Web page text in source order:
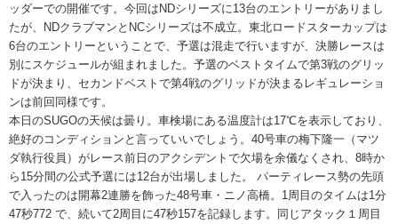
ッダーでの開催です。今回はNDシリーズに13台のエントリーがありまし
たが、NDクラブマンとNCシリーズは不成立。東北ロードスターカップは
6台のエントリーということで、予選は混走で行いますが、決勝レースは
別にスケジュールが組まれました。予選のベストタイムで第3戦のグリッ
ドが決まり、セカンドベストで第4戦のグリッドが決まるレギュレーショ
ンは前回同様です。
本日のSUGOの天候は曇り。車検場にある温度計は17℃を表示しており、
絶好のコンディションと言っていいでしょう。40号車の梅下隆一（マツ
ダ執行役員）がレース前日のアクシデントで欠場を余儀なくされ、8時か
ら15分間の公式予選には12台が出場しました。 パーティレース勢の先頭
で入ったのは開幕2連勝を飾った48号車・ニノ高橋。1周目のタイムは1分
47秒772 で、続いて2周目に47秒157を記録します。同じアタック１周目